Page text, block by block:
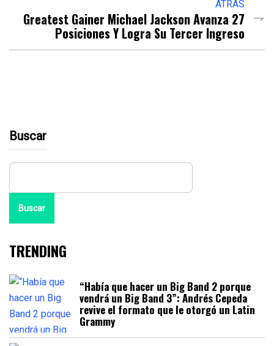
ATRÁS
Greatest Gainer Michael Jackson Avanza 27
Posiciones Y Logra Su Tercer Ingreso
Buscar
Buscar
TRENDING
“Había que hacer un Big Band 2 porque
vendrá un Big Band 3”: Andrés Cepeda
revive el formato que le otorgó un Latin
Grammy